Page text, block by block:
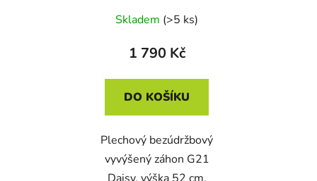
Skladem (>5 ks)
1 790 Kč
DO KOŠÍKU
Plechový bezúdržbový
vyvýšený záhon G21